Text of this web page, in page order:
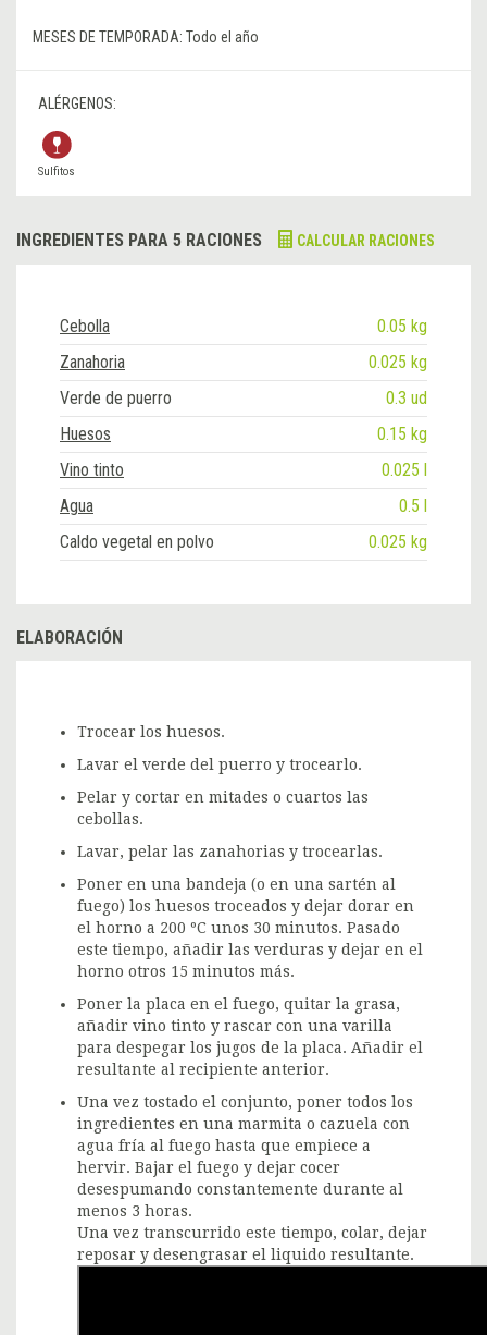
MESES DE TEMPORADA: Todo el año
ALÉRGENOS:
Sulfitos
INGREDIENTES PARA 5 RACIONES CALCULAR RACIONES
Cebolla
0.05 kg
Zanahoria
0.025 kg
Verde de puerro
0.3 ud
Huesos
0.15 kg
Vino tinto
0.025 l
Agua
0.5 l
Caldo vegetal en polvo
0.025 kg
ELABORACIÓN
Trocear los huesos.
Lavar el verde del puerro y trocearlo.
Pelar y cortar en mitades o cuartos las
cebollas.
Lavar, pelar las zanahorias y trocearlas.
Poner en una bandeja (o en una sartén al
fuego) los huesos troceados y dejar dorar en
el horno a 200 ºC unos 30 minutos. Pasado
este tiempo, añadir las verduras y dejar en el
horno otros 15 minutos más.
Poner la placa en el fuego, quitar la grasa,
añadir vino tinto y rascar con una varilla
para despegar los jugos de la placa. Añadir el
resultante al recipiente anterior.
Una vez tostado el conjunto, poner todos los
ingredientes en una marmita o cazuela con
agua fría al fuego hasta que empiece a
hervir. Bajar el fuego y dejar cocer
desespumando constantemente durante al
menos 3 horas.
Una vez transcurrido este tiempo, colar, dejar
reposar y desengrasar el liquido resultante.